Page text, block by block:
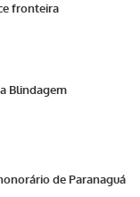
fronteira
Blindagem
de Paranaguá